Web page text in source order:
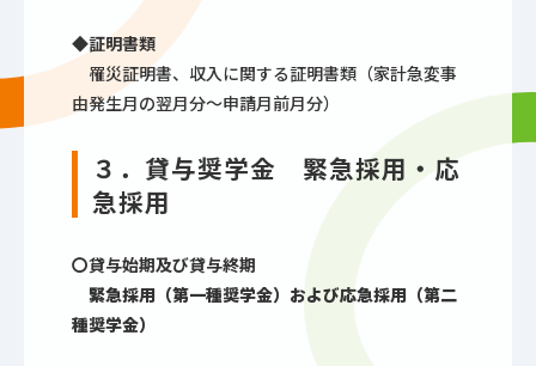
◆証明書類
罹災証明書、収入に関する証明書類（家計急変事
由発生月の翌月分～申請月前月分）
３．貸与奨学金 緊急採用・応
急採用
〇貸与始期及び貸与終期
緊急採用（第一種奨学金）および応急採用（第二
種奨学金）